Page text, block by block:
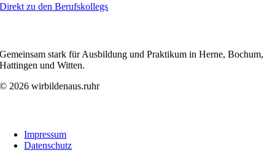
Direkt zu den Berufskollegs
Gemeinsam stark für Ausbildung und Praktikum in Herne, Bochum,
Hattingen und Witten.
© 2026 wirbildenaus.ruhr
Impressum
Datenschutz